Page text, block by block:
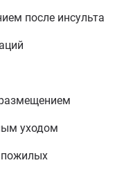
после инсульта
уходом
пожилых